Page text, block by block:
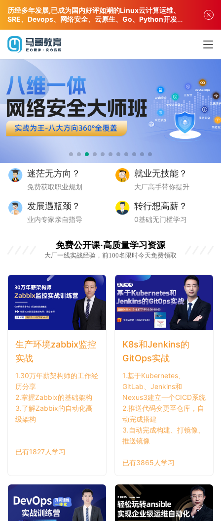
迷茫无方向？
免费获取职业规划
就业无技能？
大厂高手带你提升
发展遇瓶颈？
业内专家亲自指导
转行想高薪？
0基础无门槛学习
免费公开课·高质量学习资源
大厂一线实战经验，前100名限时今天免费领取
生产环境zabbix监控
实战
1.30万年薪架构师的工作经
历分享
2.掌握Zabbix的基础架构
3.了解Zabbix的自动化高
级架构
已有1827人学习
K8s和Jenkins的
GitOps实战
1.基于Kubernetes、
GitLab、Jenkins和
Nexus3建立一个CICD系统
2.推送代码变更至仓库，自
动完成搭建
3.自动完成构建、打镜像、
推送镜像
已有3865人学习
历经多年发展,已成为国内好评如潮的Linux云计算运维、
SRE、Devops、网络安全、云原生、Go、Python开发专
业人才培训机构!